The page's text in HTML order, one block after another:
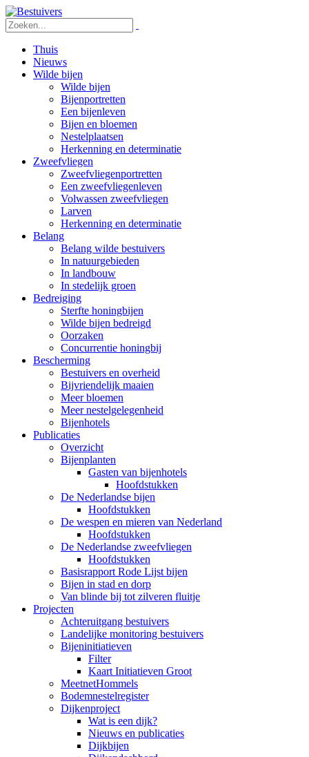
Thuis
Nieuws
Wilde bijen
Wilde bijen
Bijenportretten
Een bijenleven
Bijen en bloemen
Nestelplaatsen
Herkenning en determinatie
Zweefvliegen
Zweefvliegenportretten
Een zweefvliegenleven
Volwassen zweefvliegen
Larven
Herkenning en determinatie
Belang
Belang wilde bestuivers
In natuurgebieden
In landbouw
In stedelijk groen
Bedreiging
Sterfte honingbijen
Wilde bijen bedreigd
Oorzaken
Concurrentie honingbij
Bescherming
Bestuivers en overheid
Bijvriendelijk maaien
Meer bloemen
Meer nestelgelegenheid
Bijenhotels
Publicaties
Overzicht
Bijenplanten
Gasten van bijenhotels
Hoofdstukken
De Nederlandse bijen
Hoofdstukken
De wespen en mieren van Nederland
Hoofdstukken
De Nederlandse zweefvliegen
Hoofdstukken
Basisrapport Rode Lijst bijen
Bijen in stad en dorp
Van blinde bij tot zilveren fluitje
Projecten
Achteruitgang bestuivers
Landelijke monitoring bestuivers
Bijeninitiatieven
Filter
Kaart Initiatieven Groot
MeetnetHommels
Bodemnestelregister
Dijkenproject
Wat is een dijk?
Nieuws en publicaties
Dijkbijen